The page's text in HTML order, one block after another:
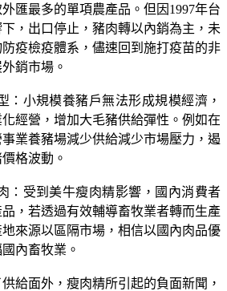
匯最多的單項農產品。但因1997年台
，出口停止，豬肉轉以內銷為主，未
疫檢疫體系，儘速回到施打疫苗的非
銷市場。
：小規模養豬戶無法形成規模經濟，
經營，增加大毛豬供給彈性。例如在
業養豬場減少供給減少市場壓力，遏
格波動。
：受到美牛瘦肉精影響，國內消費者
，若透過有效輔導畜牧業者轉而生產
來源以區隔市場，相信以國內肉品優
內畜牧業。
給面外，瘦肉精所引起的負面新聞，